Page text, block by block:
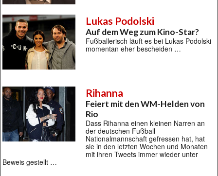
Lukas Podolski
Auf dem Weg zum Kino-Star?
Fußballerisch läuft es bei Lukas Podolski
momentan eher bescheiden …
Rihanna
Feiert mit den WM-Helden von
Rio
Dass Rihanna einen kleinen Narren an
der deutschen Fußball-
Nationalmannschaft gefressen hat, hat
sie in den letzten Wochen und Monaten
mit ihren Tweets immer wieder unter
Beweis gestellt …